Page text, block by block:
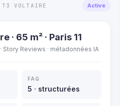
T3 VOLTAIRE Active
· 65 m² · Paris 11
Story Reviews · métadonnées IA
FAQ
5 · structurées